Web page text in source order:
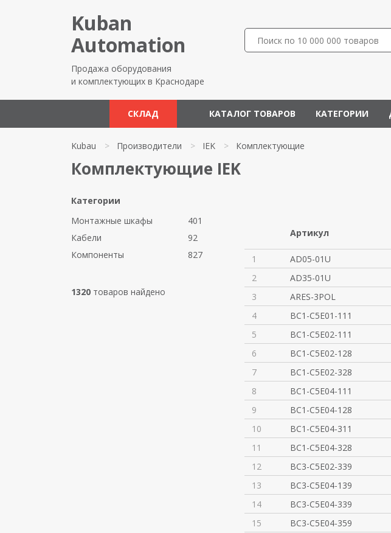
Kuban
Automation
Продажа оборудования
и комплектующих в Краснодаре
СКЛАД КАТАЛОГ ТОВАРОВ КАТЕГОРИИ
Kubau > Производители > IEK > Комплектующие
Комплектующие IEK
Категории
Монтажные шкафы
401
Кабели
92
Компоненты
827
1320 товаров найдено
Артикул
1 AD05-01U
2 AD35-01U
3 ARES-3POL
4 BC1-C5E01-111
5 BC1-C5E02-111
6 BC1-C5E02-128
7 BC1-C5E02-328
8 BC1-C5E04-111
9 BC1-C5E04-128
10 BC1-C5E04-311
11 BC1-C5E04-328
12 BC3-C5E02-339
13 BC3-C5E04-139
14 BC3-C5E04-339
15 BC3-C5E04-359